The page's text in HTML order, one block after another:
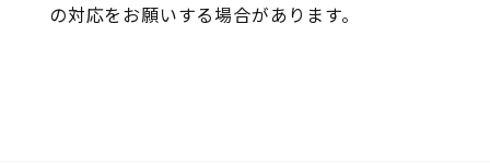
申込
の対応をお願いする場合があります。